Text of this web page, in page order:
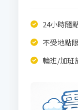
24小時隨
不受地點
輪班/加班